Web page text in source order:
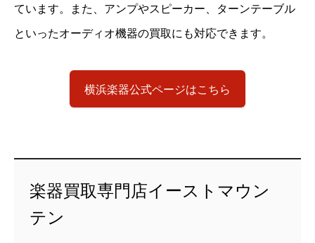
ています。また、アンプやスピーカー、ターンテーブル
といったオーディオ機器の買取にも対応できます。
横浜楽器公式ページはこちら
楽器買取専門店イーストマウン
テン